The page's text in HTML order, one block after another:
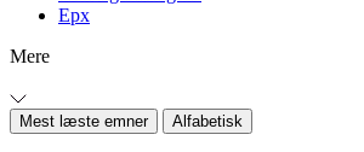
Epx
Mere
Mest læste emner Alfabetisk